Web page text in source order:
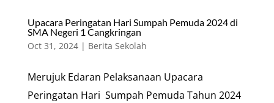
Upacara Peringatan Hari Sumpah Pemuda 2024 di
SMA Negeri 1 Cangkringan
Oct 31, 2024| Berita Sekolah
Merujuk Edaran Pelaksanaan Upacara
Peringatan Hari Sumpah Pemuda Tahun 2024